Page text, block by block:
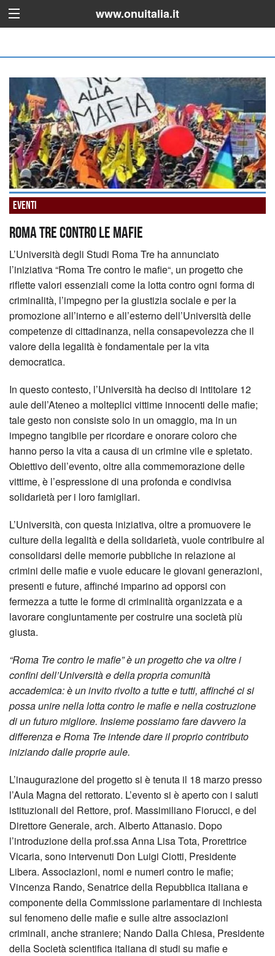
www.onuitalia.it
Eventi
Roma Tre contro le mafie
L’Università degli Studi Roma Tre ha annunciato
l’iniziativa “Roma Tre contro le mafie“, un progetto che
riflette valori essenziali come la lotta contro ogni forma di
criminalità, l’impegno per la giustizia sociale e per la
promozione all’interno e all’esterno dell’Università delle
competenze di cittadinanza, nella consapevolezza che il
valore della legalità è fondamentale per la vita
democratica.
In questo contesto, l’Università ha deciso di intitolare 12
aule dell’Ateneo a molteplici vittime innocenti delle mafie;
tale gesto non consiste solo in un omaggio, ma in un
impegno tangibile per ricordare e onorare coloro che
hanno perso la vita a causa di un crimine vile e spietato.
Obiettivo dell’evento, oltre alla commemorazione delle
vittime, è l’espressione di una profonda e condivisa
solidarietà per i loro famigliari.
L’Università, con questa iniziativa, oltre a promuovere le
culture della legalità e della solidarietà, vuole contribuire al
consolidarsi delle memorie pubbliche in relazione ai
crimini delle mafie e vuole educare le giovani generazioni,
presenti e future, affinché imparino ad opporsi con
fermezza a tutte le forme di criminalità organizzata e a
lavorare congiuntamente per costruire una società più
giusta.
“Roma Tre contro le mafie” è un progetto che va oltre i
confini dell’Università e della propria comunità
accademica: è un invito rivolto a tutte e tutti, affinché ci si
possa unire nella lotta contro le mafie e nella costruzione
di un futuro migliore. Insieme possiamo fare davvero la
differenza e Roma Tre intende dare il proprio contributo
iniziando dalle proprie aule.
L’inaugurazione del progetto si è tenuta il 18 marzo presso
l’Aula Magna del rettorato. L’evento si è aperto con i saluti
istituzionali del Rettore, prof. Massimiliano Fiorucci, e del
Direttore Generale, arch. Alberto Attanasio. Dopo
l’introduzione della prof.ssa Anna Lisa Tota, Prorettrice
Vicaria, sono intervenuti Don Luigi Ciotti, Presidente
Libera. Associazioni, nomi e numeri contro le mafie;
Vincenza Rando, Senatrice della Repubblica italiana e
componente della Commissione parlamentare di inchiesta
sul fenomeno delle mafie e sulle altre associazioni
criminali, anche straniere; Nando Dalla Chiesa, Presidente
della Società scientifica italiana di studi su mafie e